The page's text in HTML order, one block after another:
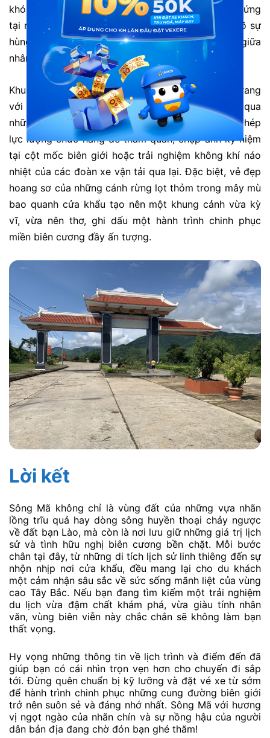
khó tả cho mỗi du khách khi đặt chân đến đây.
Đứng
tại ranh giới giữa hai quốc gia,bạn sẽ cảm nhận rõ sự
hùng vĩ của đại ngàn và tình hữu nghị bền chặt giữa
nhân dân hai nước Việt – Lào.
Khu vực cửa khẩu được đầu tư hạ tầng khang trang
với những con đường nhựa bằng phẳng vắt ngang qua
những dãy núi trập trùng.Du khách có thể xin phép
lực lượng chức năng để tham quan,chụp ảnh kỷ niệm
tại cột mốc biên giới hoặc trải nghiệm không khí náo
nhiệt của các đoàn xe vận tải qua lại. Đặc biệt, vẻ đẹp
hoang sơ của những cánh rừng lọt thỏm trong mây mù
bao quanh cửa khẩu tạo nên một khung cảnh vừa kỳ
vĩ, vừa nên thơ,ghi dấu một hành trình chinh phục
miền biên cương đầy ấn tượng.
Lời kết
Sông Mã không chỉ là vùng đất của những vựa nhãn
lồng trĩu quả hay dòng sông huyền thoại chảy ngược
về đất bạn Lào, mà còn là nơi lưu giữ những giá trị lịch
sử và tình hữu nghị biên cương bền chặt. Mỗi bước
chân tại đây, từ những di tích lịch sử linh thiêng đến sự
nhộn nhịp nơi cửa khẩu, đều mang lại cho du khách
một cảm nhận sâu sắc về sức sống mãnh liệt của vùng
cao Tây Bắc. Nếu bạn đang tìm kiếm một trải nghiệm
du lịch vừa đậm chất khám phá, vừa giàu tính nhân
văn, vùng biên viễn này chắc chắn sẽ không làm bạn
thất vọng.
Hy vọng những thông tin về lịch trình và điểm đến đã
giúp bạn có cái nhìn trọn vẹn hơn cho chuyến đi sắp
tới. Đừng quên chuẩn bị kỹ lưỡng và đặt vé xe từ sớm
để hành trình chinh phục những cung đường biên giới
trở nên suôn sẻ và đáng nhớ nhất. Sông Mã với hương
vị ngọt ngào của nhãn chín và sự nồng hậu của người
dân bản địa đang chờ đón bạn ghé thăm!